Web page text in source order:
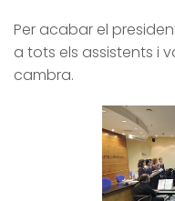
Per acabar el
a tots els assistents i
cambra.